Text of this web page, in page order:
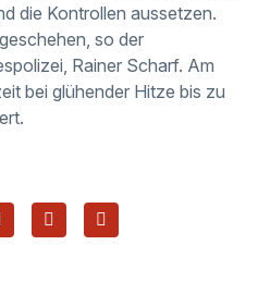
die Kontrollen aussetzen.
so der
Rainer Scharf. Am
bei glühender Hitze bis zu